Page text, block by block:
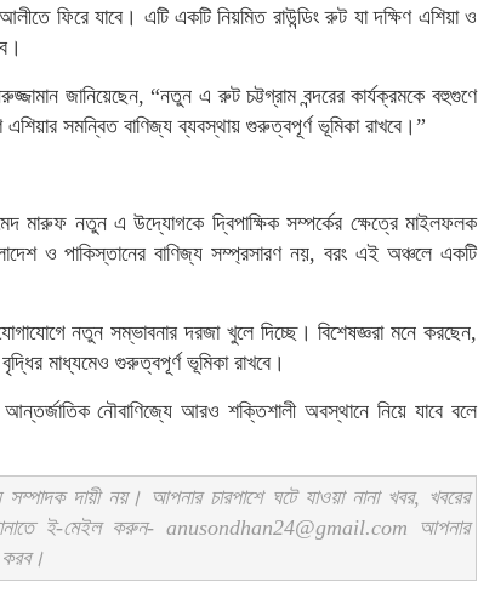
ফিরে যাবে। এটি একটি নিয়মিত রাউন্ডিং রুট যা দক্ষিণ এশিয়া ও
জানিয়েছেন, “নতুন এ রুট চট্টগ্রাম বন্দরের কার্যক্রমকে বহুগুণে
সমন্বিত বাণিজ্য ব্যবস্থায় গুরুত্বপূর্ণ ভূমিকা রাখবে।”
মারুফ নতুন এ উদ্যোগকে দ্বিপাক্ষিক সম্পর্কের ক্ষেত্রে মাইলফলক
ও পাকিস্তানের বাণিজ্য সম্প্রসারণ নয়, বরং এই অঞ্চলে একটি
নতুন সম্ভাবনার দরজা খুলে দিচ্ছে। বিশেষজ্ঞরা মনে করছেন,
মাধ্যমেও গুরুত্বপূর্ণ ভূমিকা রাখবে।
নৌবাণিজ্যে আরও শক্তিশালী অবস্থানে নিয়ে যাবে বলে
দায়ী নয়। আপনার চারপাশে ঘটে যাওয়া নানা খবর, খবরের
ই-মেইল করুন- anusondhan24@gmail.com আপনার
করব।